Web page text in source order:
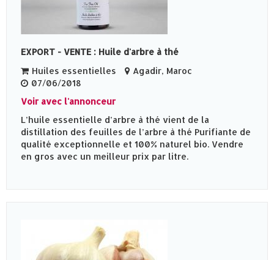
EXPORT - VENTE : Huile d'arbre à thé
Huiles essentielles
Agadir, Maroc
07/06/2018
Voir avec l'annonceur
L’huile essentielle d’arbre à thé vient de la
distillation des feuilles de l’arbre à thé Purifiante de
qualité exceptionnelle et 100% naturel bio. Vendre
en gros avec un meilleur prix par litre.